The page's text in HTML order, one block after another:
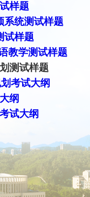
样题
系统测试样题
试样题
教学测试样题
测试样题
考试大纲
纲
试大纲